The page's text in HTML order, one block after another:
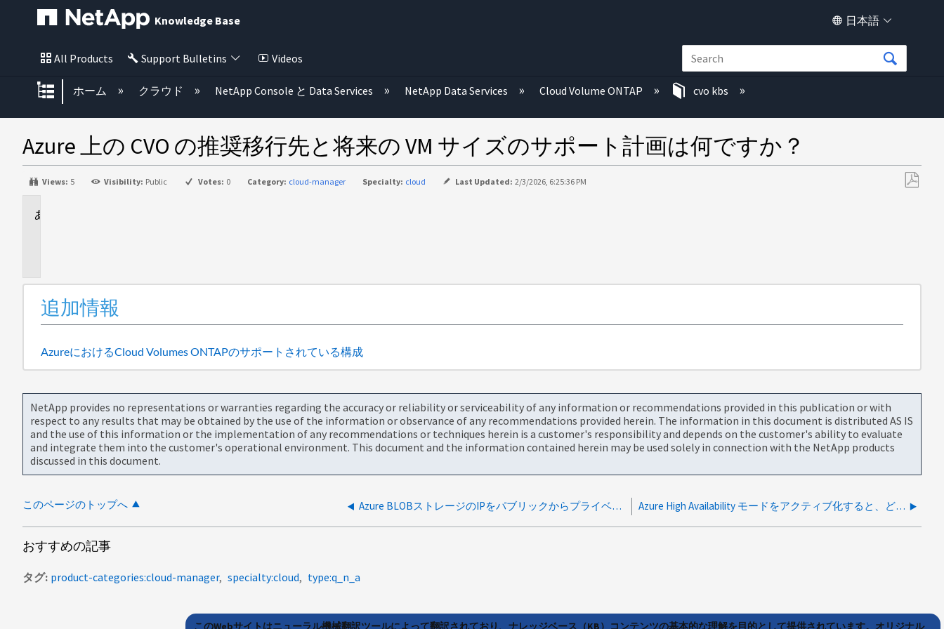
Knowledge Base 日本語
All Products Support Bulletins Videos
グローバル階層を展開/折りたたむ
ホーム クラウド NetApp Console と Data Services NetApp Data Services Cloud Volume ONTAP cvo kbs
Azure 上の CVO の推奨移行先と将来の VM サイズのサポート計画は何ですか？
Views: 5 Visibility: Public Votes: 0 Category: cloud-manager Specialty: cloud Last Updated: 2/3/2026, 6:25:36 PM
追加情報
AzureにおけるCloud Volumes ONTAPのサポートされている構成
NetApp provides no representations or warranties regarding the accuracy or reliability or serviceability of any information or recommendations provided in this publication or with
respect to any results that may be obtained by the use of the information or observance of any recommendations provided herein. The information in this document is distributed AS IS
and the use of this information or the implementation of any recommendations or techniques herein is a customer's responsibility and depends on the customer's ability to evaluate
and integrate them into the customer's operational environment. This document and the information contained herein may be used solely in connection with the NetApp products
discussed in this document.
このページのトップへ Azure BLOBストレージのIPをパブリックからプライベートに変更することの意味 Azure High Availability モードをアクティブ化すると、どのようなリスクがありますか？
おすすめの記事
タグ product-categories:cloud-manager specialty:cloud type:q_n_a
このWebサイトはニューラル機械翻訳ツールによって翻訳されており、ナレッジベース（KB）コンテンツの基本的な理解を目的として提供されています。オリジナル